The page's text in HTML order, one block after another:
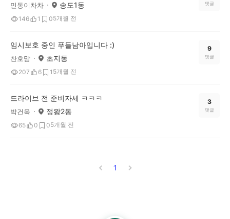
민동이차차 송도1동
146 1 05개월 전
댓글
임시보호 중인 푸들남아입니다 :)
찬호맘 초지동
207 6 1 5개월 전
9
댓글
드라이브 전 준비자세 ㅋㅋㅋ
박건욱 정왕2동
65 0 05개월 전
3
댓글
1